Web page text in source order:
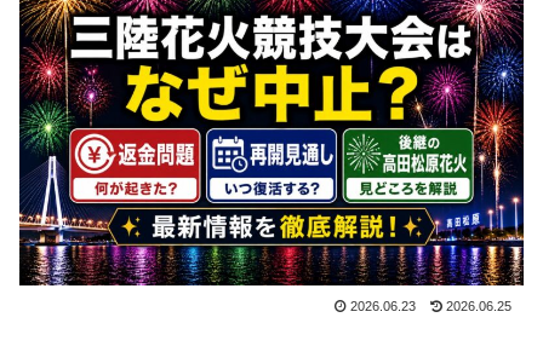
2026.06.23 2026.06.25